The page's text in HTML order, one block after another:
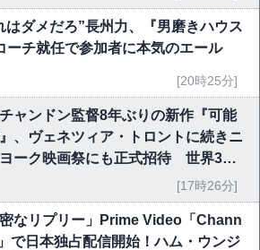
はダメだろ”長州力、『男磨きハウス
ーチ就任で参加者に本気のエール
[20時25分]
ャンドン監督8年ぶりの新作『可能
、ヴェネツィア・トロントに続きニ
ーク映画祭にも正式招待 世界3大
[17時26分]
密なリプリー」Prime Video「Chann
で日本独占配信開始！ハム・ウンジ